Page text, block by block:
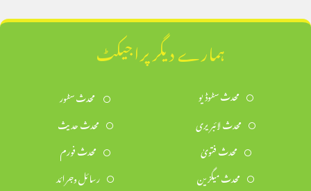
ہمارے دیگر پراجیکٹ
محدث سٹوڈیو
محدث سٹور
محدث لائبریری
محدث حدیث
محدث فتویٰ
محدث فورم
محدث میگزین
رسائل وجرائد